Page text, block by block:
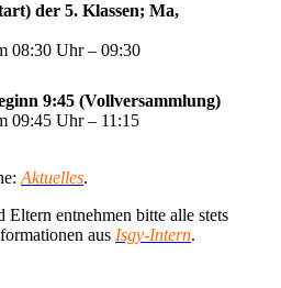
der 5. Klassen; Ma,
08:30 Uhr – 09:30
9:45 (Vollversammlung)
09:45 Uhr – 11:15
Aktuelles.
entnehmen bitte alle stets
aus Isgy-Intern.